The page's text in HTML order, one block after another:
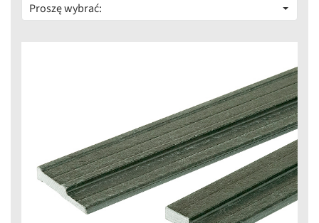
Proszę wybrać: